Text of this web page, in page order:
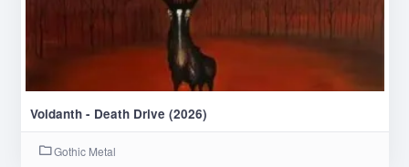
Voidanth - Death Drive (2026)
Gothic Metal